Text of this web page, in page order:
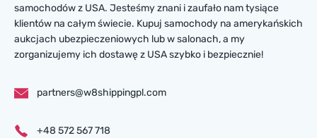
samochodów z USA. Jesteśmy znani i zaufało nam tysiące
klientów na całym świecie. Kupuj samochody na amerykańskich
aukcjach ubezpieczeniowych lub w salonach, a my
zorganizujemy ich dostawę z USA szybko i bezpiecznie!
partners@w8shippingpl.com
+48 572 567 718